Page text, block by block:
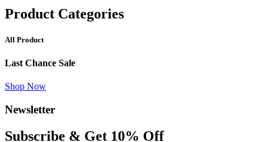
Product Categories
All Product
Last Chance Sale
Shop Now
Newsletter
Subscribe & Get 10% Off